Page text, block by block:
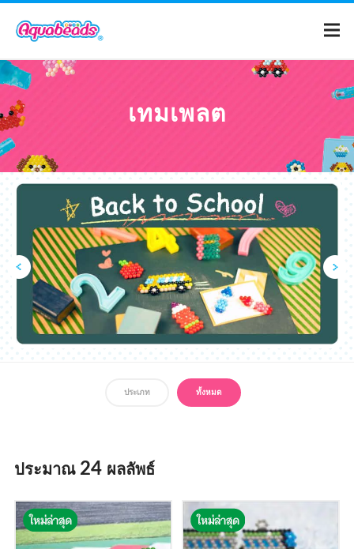
อควาบีดคือ?
วีดีโอ
สำหรับผู้ปกครอง
เทมเพลต
ประเภท ทั้งหมด
ประมาณ 24 ผลลัพธ์